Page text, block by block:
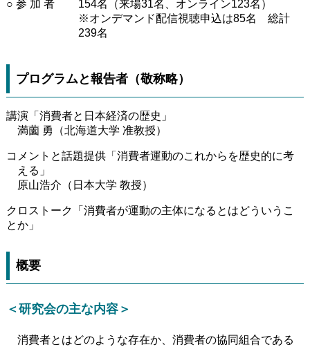
○ 参 加 者
154名（来場31名、オンライン123名）
※オンデマンド配信視聴申込は85名 総計
239名
プログラムと報告者（敬称略）
講演「消費者と日本経済の歴史」
満薗 勇（北海道大学 准教授）
コメントと話題提供「消費者運動のこれからを歴史的に考
える」
原山浩介（日本大学 教授）
クロストーク「消費者が運動の主体になるとはどういうこ
とか」
概要
＜研究会の主な内容＞
消費者とはどのような存在か、消費者の協同組合である